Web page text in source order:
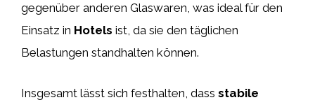
gegenüber anderen Glaswaren, was ideal für den
Einsatz in Hotels ist, da sie den täglichen
Belastungen standhalten können.
Insgesamt lässt sich festhalten, dass stabile